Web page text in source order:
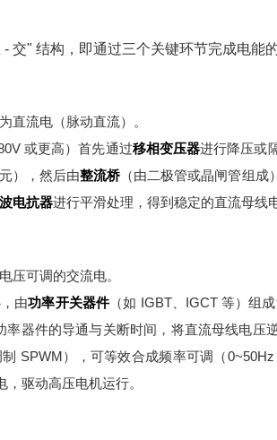
交" 结构，即通过三个关键环节完成电能
直流电（脉动直流）。
或更高）首先通过移相变压器进行降压或
），然后由整流桥（由二极管或晶闸管组成
电抗器进行平滑处理，得到稳定的直流母线
压可调的交流电。
由功率开关器件（如 IGBT、IGCT 等）组
率器件的导通与关断时间，将直流母线电压
SPWM），可等效合成频率可调（
驱动高压电机运行。